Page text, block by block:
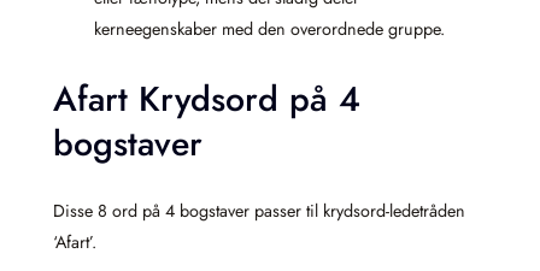
kerneegenskaber med den overordnede gruppe.
Afart Krydsord på 4
bogstaver
Disse 8 ord på 4 bogstaver passer til krydsord-ledetråden
‘Afart’.